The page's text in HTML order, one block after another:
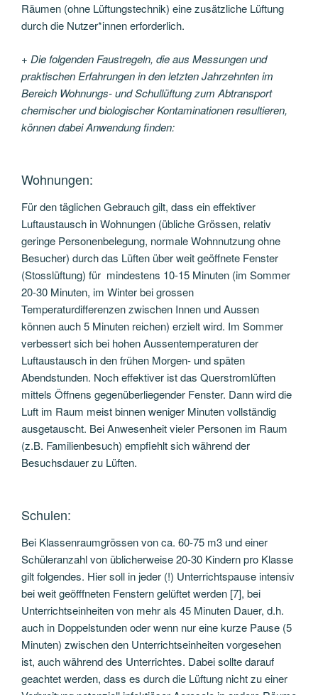
Räumen (ohne Lüftungstechnik) eine zusätzliche Lüftung
durch die Nutzer*innen erforderlich.
+ Die folgenden Faustregeln, die aus Messungen und
praktischen Erfahrungen in den letzten Jahrzehnten im
Bereich Wohnungs- und Schullüftung zum Abtransport
chemischer und biologischer Kontaminationen resultieren,
können dabei Anwendung finden:
Wohnungen:
Für den täglichen Gebrauch gilt, dass ein effektiver
Luftaustausch in Wohnungen (übliche Grössen, relativ
geringe Personenbelegung, normale Wohnnutzung ohne
Besucher) durch das Lüften über weit geöffnete Fenster
(Stosslüftung) für mindestens 10-15 Minuten (im Sommer
20-30 Minuten, im Winter bei grossen
Temperaturdifferenzen zwischen Innen und Aussen
können auch 5 Minuten reichen) erzielt wird. Im Sommer
verbessert sich bei hohen Aussentemperaturen der
Luftaustausch in den frühen Morgen- und späten
Abendstunden. Noch effektiver ist das Querstromlüften
mittels Öffnens gegenüberliegender Fenster. Dann wird die
Luft im Raum meist binnen weniger Minuten vollständig
ausgetauscht. Bei Anwesenheit vieler Personen im Raum
(z.B. Familienbesuch) empfiehlt sich während der
Besuchsdauer zu Lüften.
Schulen:
Bei Klassenraumgrössen von ca. 60-75 m3 und einer
Schüleranzahl von üblicherweise 20-30 Kindern pro Klasse
gilt folgendes. Hier soll in jeder (!) Unterrichtspause intensiv
bei weit geöfffneten Fenstern gelüftet werden [7], bei
Unterrichtseinheiten von mehr als 45 Minuten Dauer, d.h.
auch in Doppelstunden oder wenn nur eine kurze Pause (5
Minuten) zwischen den Unterrichtseinheiten vorgesehen
ist, auch während des Unterrichtes. Dabei sollte darauf
geachtet werden, dass es durch die Lüftung nicht zu einer